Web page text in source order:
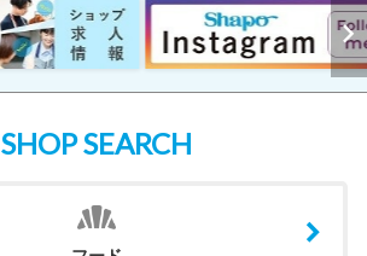
SHOP SEARCH